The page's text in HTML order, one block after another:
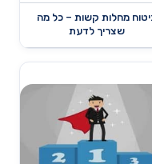
מחלות קשות – כל מה
שצריך לדעת